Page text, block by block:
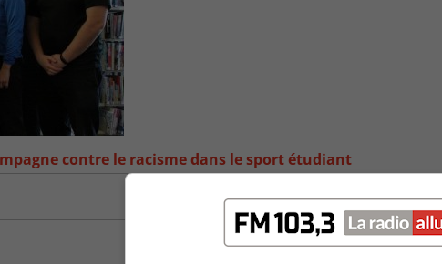
contre le racisme dans le sport étudiant